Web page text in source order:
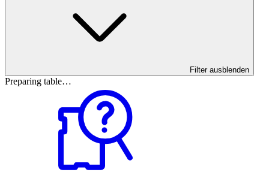
Filter ausblenden
Preparing table…